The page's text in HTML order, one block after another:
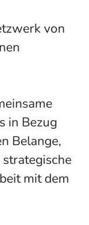
von
in Bezug
Belange,
mit dem